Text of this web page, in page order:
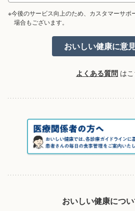
※今後のサービス向上のため、カスタマーサポ
場合もございます。
よくある質問 は
おいしい健康につ